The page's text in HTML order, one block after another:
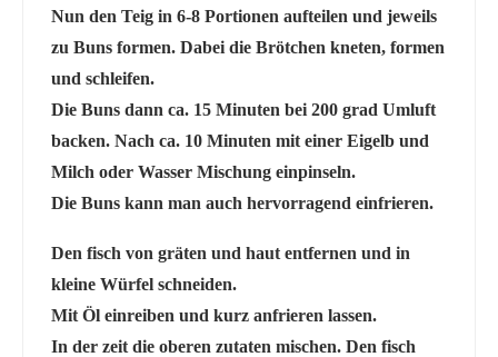
Nun den Teig in 6-8 Portionen aufteilen und jeweils
zu Buns formen. Dabei die Brötchen kneten, formen
und schleifen.
Die Buns dann ca. 15 Minuten bei 200 grad Umluft
backen. Nach ca. 10 Minuten mit einer Eigelb und
Milch oder Wasser Mischung einpinseln.
Die Buns kann man auch hervorragend einfrieren.
Den fisch von gräten und haut entfernen und in
kleine Würfel schneiden.
Mit Öl einreiben und kurz anfrieren lassen.
In der zeit die oberen zutaten mischen. Den fisch